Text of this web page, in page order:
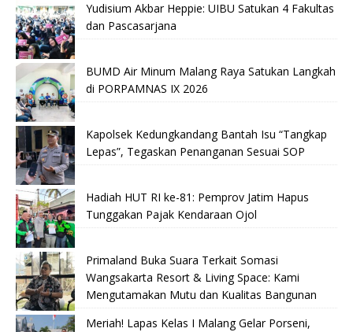
Yudisium Akbar Heppie: UIBU Satukan 4 Fakultas
dan Pascasarjana
BUMD Air Minum Malang Raya Satukan Langkah
di PORPAMNAS IX 2026
Kapolsek Kedungkandang Bantah Isu “Tangkap
Lepas”, Tegaskan Penanganan Sesuai SOP
Hadiah HUT RI ke-81: Pemprov Jatim Hapus
Tunggakan Pajak Kendaraan Ojol
Primaland Buka Suara Terkait Somasi
Wangsakarta Resort & Living Space: Kami
Mengutamakan Mutu dan Kualitas Bangunan
Meriah! Lapas Kelas I Malang Gelar Porseni,